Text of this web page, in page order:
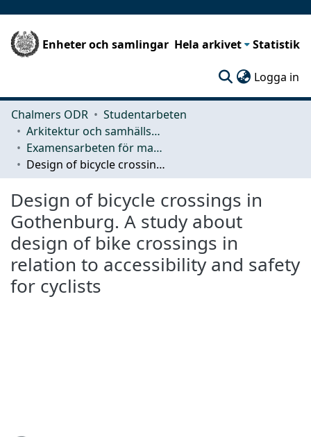
Enheter och samlingar Hela arkivet Statistik
Logga in
Chalmers ODR
Studentarbeten
Arkitektur och samhällsbyggnadsteknik (ACE)
Examensarbeten för masterexamen
Design of bicycle crossings in Gothenburg. A study about design of bike crossings in relation to accessibility and safety for cyclists
Design of bicycle crossings in
Gothenburg. A study about
design of bike crossings in
relation to accessibility and safety
for cyclists